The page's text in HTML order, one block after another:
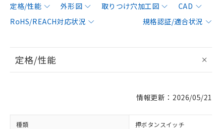
定格/性能 外形図 取りつけ穴加工図
CAD
RoHS/REACH対応状況
規格認証/適合状況
定格/性能
情報更新：2026/05/21
種類 押ボタンスイッチ